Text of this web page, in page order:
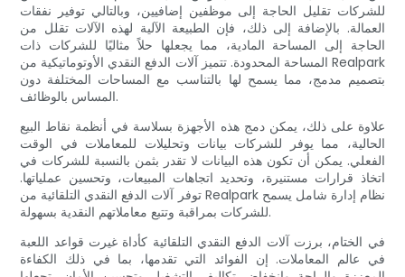
للشركات تقليل الحاجة إلى موظفين إضافيين، وبالتالي توفير نفقات
العمالة. بالإضافة إلى ذلك، فإن الطبيعة الآلية لهذه الآلات تقلل من
الحاجة إلى المساحة المادية، مما يجعلها حلاً مثاليًا للشركات ذات
المساحة المحدودة. تتميز آلات الدفع النقدي الأوتوماتيكية من Realpark
بتصميم مدمج، مما يسمح لها بالتناسب مع المساحات المختلفة دون
المساس بالوظائف.
علاوة على ذلك، يمكن دمج هذه الأجهزة بسلاسة في أنظمة نقاط البيع
الحالية، مما يوفر للشركات بيانات وتحليلات للمعاملات في الوقت
الفعلي. يمكن أن تكون هذه البيانات لا تقدر بثمن بالنسبة للشركات في
اتخاذ قرارات مستنيرة، وتحديد اتجاهات المبيعات، وتحسين عملياتها.
توفر آلات الدفع النقدي التلقائية من Realpark نظام إدارة شامل يسمح
للشركات بمراقبة وتتبع معاملاتهم النقدية بسهولة.
في الختام، برزت آلات الدفع النقدي التلقائية كأداة غيرت قواعد اللعبة
في عالم المعاملات. إن الفوائد التي تقدمها، بما في ذلك الكفاءة